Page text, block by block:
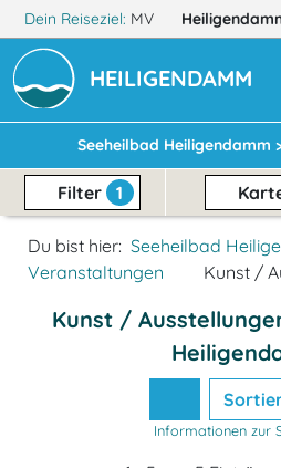
Dein Reiseziel: MV
HEILIGENDAMM
Seeheilbad Heiligendamm
Filter 1
Du bist hier: Seeheilbad
Veranstaltungen
Kunst /
Kunst /
Informationen zur